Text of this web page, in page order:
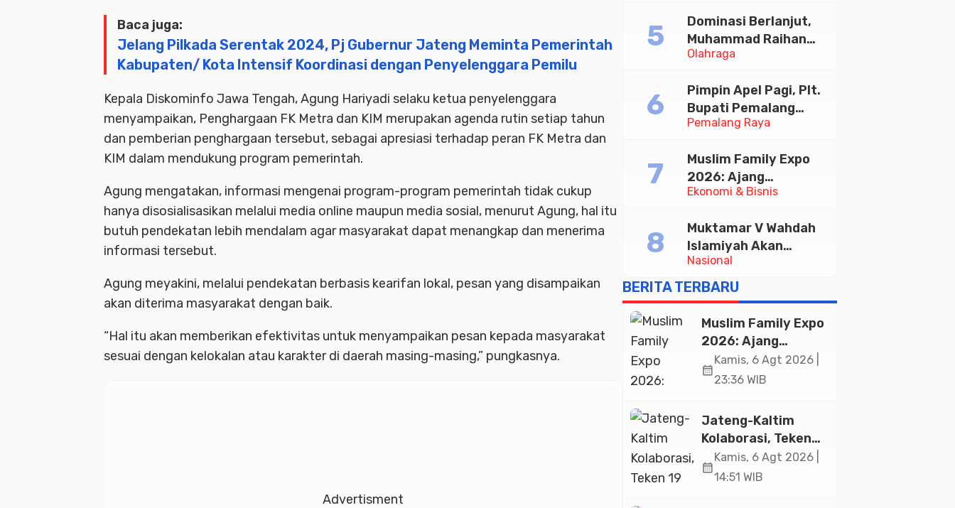
Baca juga:
Jelang Pilkada Serentak 2024, Pj Gubernur Jateng Meminta Pemerintah
Kabupaten/ Kota Intensif Koordinasi dengan Penyelenggara Pemilu
Kepala Diskominfo Jawa Tengah, Agung Hariyadi selaku ketua penyelenggara
menyampaikan, Penghargaan FK Metra dan KIM merupakan agenda rutin setiap tahun
dan pemberian penghargaan tersebut, sebagai apresiasi terhadap peran FK Metra dan
KIM dalam mendukung program pemerintah.
Agung mengatakan, informasi mengenai program-program pemerintah tidak cukup
hanya disosialisasikan melalui media online maupun media sosial, menurut Agung, hal itu
butuh pendekatan lebih mendalam agar masyarakat dapat menangkap dan menerima
informasi tersebut.
Agung meyakini, melalui pendekatan berbasis kearifan lokal, pesan yang disampaikan
akan diterima masyarakat dengan baik.
“Hal itu akan memberikan efektivitas untuk menyampaikan pesan kepada masyarakat
sesuai dengan kelokalan atau karakter di daerah masing-masing,” pungkasnya.
Advertisment
Tabungan Bima Bank
Jateng
Olahraga
Dominasi Berlanjut,
Muhammad Raihan
Fadila Sabet Emas
Taekwondo Indonesia
Open 2026
Pemalang Raya
Pimpin Apel Pagi, Plt.
Bupati Pemalang
Tekankan Disiplin dan
Pelayanan Publik
Ekonomi & Bisnis
Muslim Family Expo
2026: Ajang
Silaturahim dan
Halal di Jakarta
Nasional
Muktamar V Wahdah
Islamiyah Akan
Kukuhkan 10.000
Guru Al-Qur’an di
Masjid Istiqlal
BERITA TERBARU
Muslim Family Expo
2026: Ajang
Silaturahim dan
Kebangkitan
Jakarta
calendar_month
Kamis, 6 Agt 2026 |
23:36 WIB
Jateng-Kaltim
Kolaborasi, Teken
19 Kerja Sama
Ekonomi Senilai Rp
calendar_month
Kamis, 6 Agt 2026 |
14:51 WIB